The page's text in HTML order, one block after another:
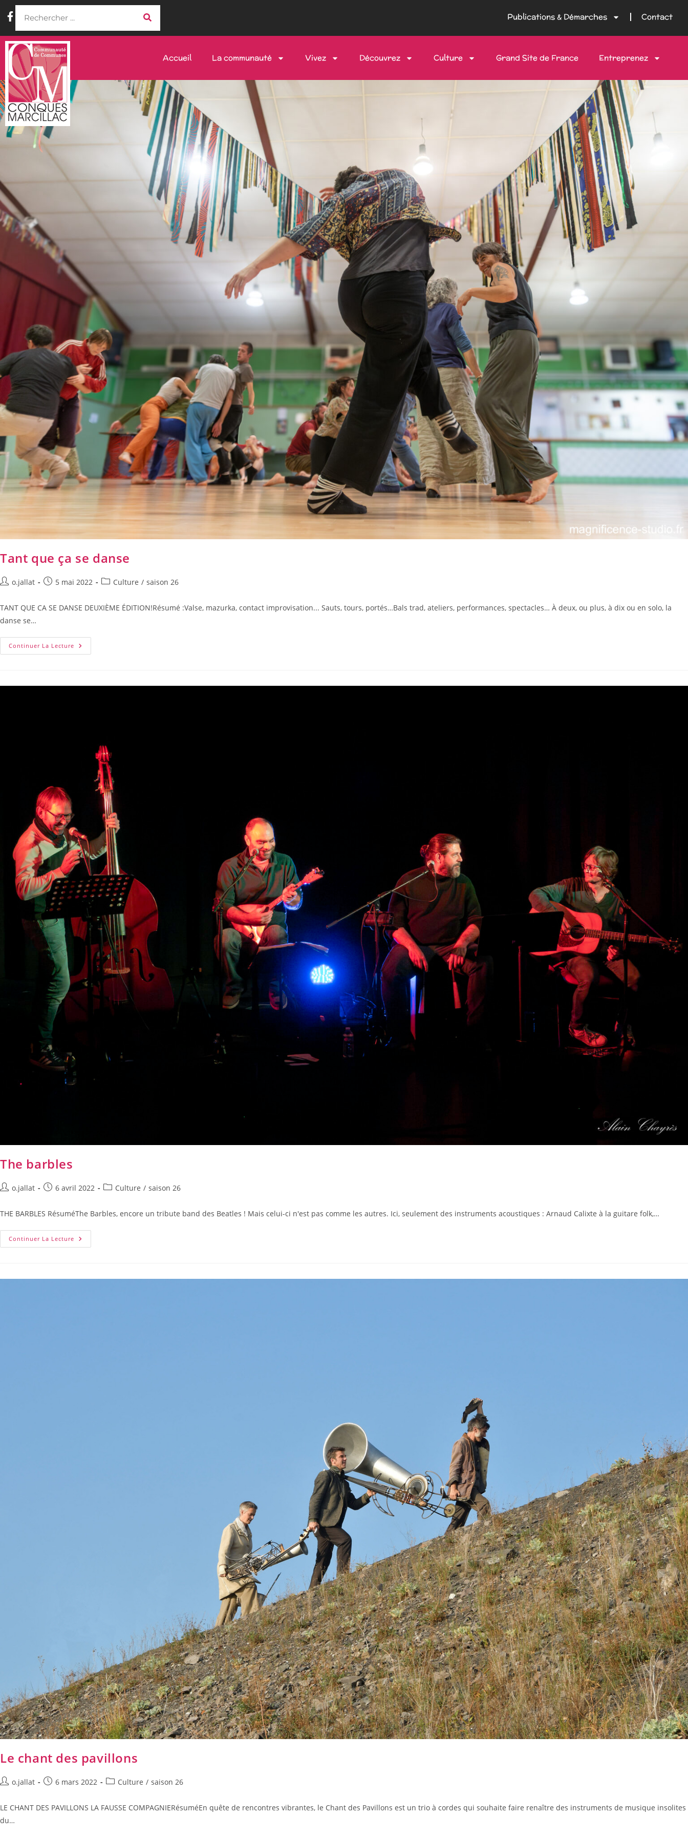
Publications & Démarches Contact
Accueil La communauté Vivez Découvrez Culture Grand Site de France Entreprenez
Tant que ça se danse
o.jallat 5 mai 2022 Culture / saison 26
TANT QUE CA SE DANSE DEUXIÈME ÉDITION!Résumé :Valse, mazurka, contact improvisation... Sauts, tours, portés…Bals trad, ateliers, performances, spectacles… À deux, ou plus, à dix ou en solo, la
danse se…
Continuer La Lecture
The barbles
o.jallat 6 avril 2022 Culture / saison 26
THE BARBLES RésuméThe Barbles, encore un tribute band des Beatles ! Mais celui-ci n'est pas comme les autres. Ici, seulement des instruments acoustiques : Arnaud Calixte à la guitare folk,…
Continuer La Lecture
Le chant des pavillons
o.jallat 6 mars 2022 Culture / saison 26
LE CHANT DES PAVILLONS LA FAUSSE COMPAGNIERésuméEn quête de rencontres vibrantes, le Chant des Pavillons est un trio à cordes qui souhaite faire renaître des instruments de musique insolites
du…